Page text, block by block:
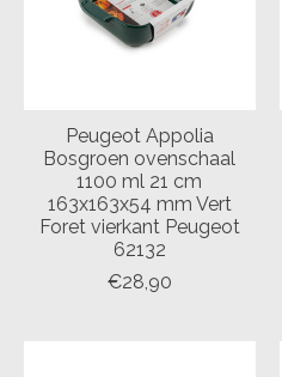
Peugeot Appolia
Bosgroen ovenschaal
1100 ml 21 cm
163x163x54 mm Vert
Foret vierkant Peugeot
62132
€28,90